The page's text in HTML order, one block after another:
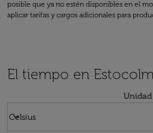
posible que ya no estén disponibles en el
aplicar tarifas y cargos adicionales para
El tiempo en
Celsius
keyboard_arrow_down